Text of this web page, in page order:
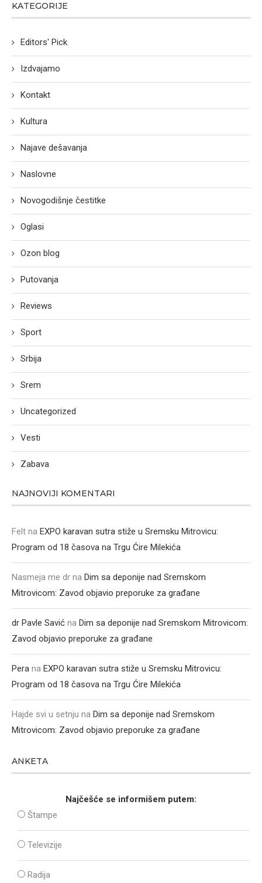
KATEGORIJE
Editors' Pick
Izdvajamo
Kontakt
Kultura
Najave dešavanja
Naslovne
Novogodišnje čestitke
Oglasi
Ozon blog
Putovanja
Reviews
Sport
Srbija
Srem
Uncategorized
Vesti
Zabava
NAJNOVIJI KOMENTARI
Felt na EXPO karavan sutra stiže u Sremsku Mitrovicu:
Program od 18 časova na Trgu Ćire Milekića
Nasmeja me dr na Dim sa deponije nad Sremskom
Mitrovicom: Zavod objavio preporuke za građane
dr Pavle Savić na Dim sa deponije nad Sremskom Mitrovicom:
Zavod objavio preporuke za građane
Pera na EXPO karavan sutra stiže u Sremsku Mitrovicu:
Program od 18 časova na Trgu Ćire Milekića
Hajde svi u setnju na Dim sa deponije nad Sremskom
Mitrovicom: Zavod objavio preporuke za građane
ANKETA
Najčešće se informišem putem:
Štampe
Televizije
Radija